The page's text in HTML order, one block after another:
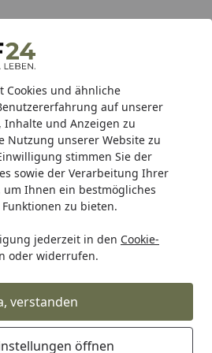
Cookies und ähnliche
auf unserer
Inhalte und Anzeigen zu
Nutzung unserer Website zu
stimmen Sie der
sowie der Verarbeitung Ihrer
Ihnen ein bestmögliches
zu bieten.
jederzeit in den Cookie-
oder widerrufen.
verstanden
öffnen
Hotline
Sandfilteranlage & Pool-
bis 468,99€)
20 Hex Lock Magni 510 (68086)
20 Hex Lock Magni